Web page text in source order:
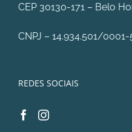
CEP 30130-171 – Belo
CNPJ – 14.934.501/0001-
REDES SOCIAIS